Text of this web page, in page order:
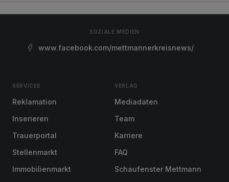
SOZIALE MEDIEN
www.facebook.com/mettmannerkreisnews/
SERVICES
Reklamation
Inserieren
Trauerportal
Stellenmarkt
Immobilienmarkt
VERLAG
Mediadaten
Team
Karriere
FAQ
Schaufenster Mettmann